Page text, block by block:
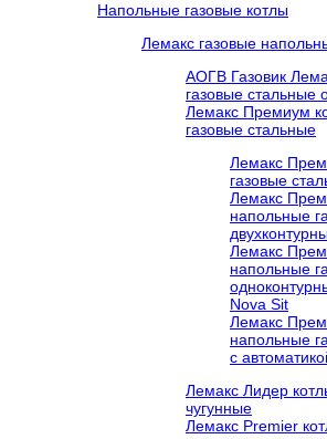
Напольные газовые котлы
Лемакс газовые
АОГВ Газовик
газовые стальные
Лемакс Премиум
газовые стальные
Лемакс
газовые
Лемакс
напольные
Лемакс
напольные
Nova Sit
Лемакс
напольные
c
Лемакс Лидер
чугунные
Лемакс Premier